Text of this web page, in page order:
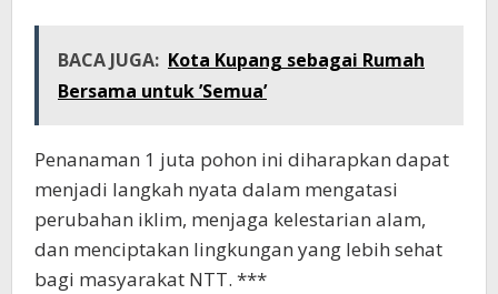
BACA JUGA: Kota Kupang sebagai Rumah
Bersama untuk ’Semua’
Penanaman 1 juta pohon ini diharapkan dapat
menjadi langkah nyata dalam mengatasi
perubahan iklim, menjaga kelestarian alam,
dan menciptakan lingkungan yang lebih sehat
bagi masyarakat NTT. ***